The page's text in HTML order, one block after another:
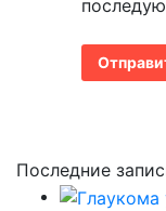
Последние